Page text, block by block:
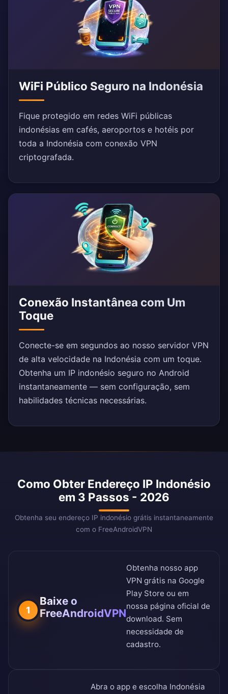
WiFi Público Seguro na Indonésia
Fique protegido em redes WiFi públicas
indonésias em cafés, aeroportos e hotéis por
toda a Indonésia com conexão VPN
criptografada.
Conexão Instantânea com Um
Toque
Conecte-se em segundos ao nosso servidor VPN
de alta velocidade na Indonésia com um toque.
Obtenha um IP indonésio seguro no Android
instantaneamente — sem configuração, sem
habilidades técnicas necessárias.
Como Obter Endereço IP Indonésio
em 3 Passos - 2026
Obtenha seu endereço IP indonésio grátis instantaneamente
com o FreeAndroidVPN
1
Baixe o
FreeAndroidVPN
Obtenha nosso app
VPN grátis na Google
Play Store ou em
nossa página oficial de
download. Sem
necessidade de
cadastro.
Abra o app e escolha Indonésia